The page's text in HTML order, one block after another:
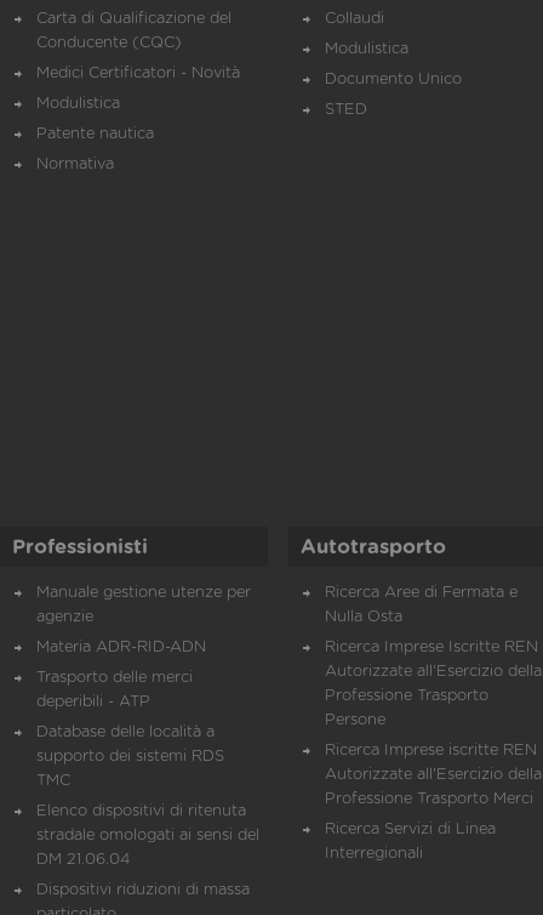
Carta di Qualificazione del
Conducente (CQC)
Medici Certificatori - Novità
Modulistica
Patente nautica
Normativa
Collaudi
Modulistica
Documento Unico
STED
Professionisti
Manuale gestione utenze per
agenzie
Materia ADR-RID-ADN
Trasporto delle merci
deperibili - ATP
Database delle località a
supporto dei sistemi RDS
TMC
Elenco dispositivi di ritenuta
stradale omologati ai sensi del
DM 21.06.04
Dispositivi riduzioni di massa
Autotrasporto
Ricerca Aree di Fermata e
Nulla Osta
Ricerca Imprese Iscritte REN
Autorizzate all'Esercizio della
Professione Trasporto
Persone
Ricerca Imprese iscritte REN
Autorizzate all'Esercizio della
Professione Trasporto Merci
Ricerca Servizi di Linea
Interregionali